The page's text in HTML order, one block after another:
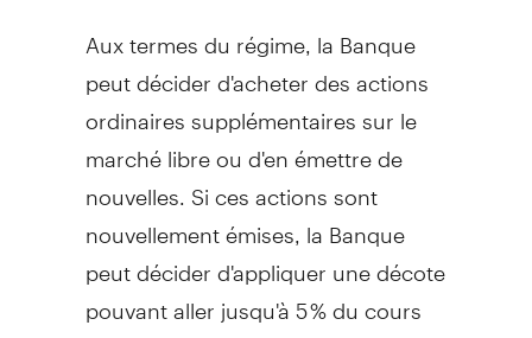
Aux termes du régime, la Banque
peut décider d'acheter des actions
ordinaires supplémentaires sur le
marché libre ou d'en émettre de
nouvelles. Si ces actions sont
nouvellement émises, la Banque
peut décider d'appliquer une décote
pouvant aller jusqu'à 5 % du cours